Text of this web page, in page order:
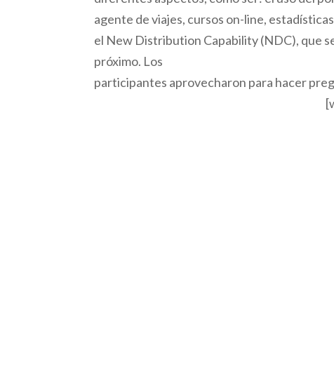
agente de viajes, cursos on-line,
el New Distribution Capability (NDC), que
próximo. Los
participantes aprovecharon para hacer